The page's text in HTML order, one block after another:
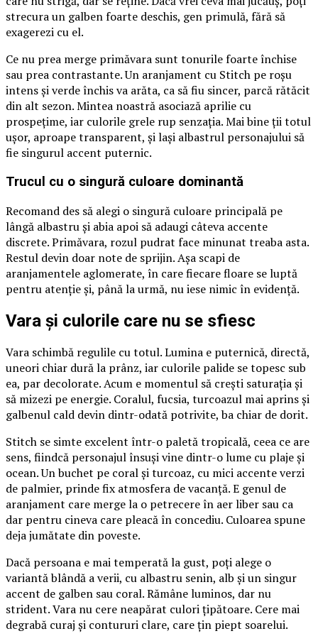
strecura un galben foarte deschis, gen primulă, fără să
exagerezi cu el.
Ce nu prea merge primăvara sunt tonurile foarte închise
sau prea contrastante. Un aranjament cu Stitch pe roșu
intens și verde închis va arăta, ca să fiu sincer, parcă rătăcit
din alt sezon. Mintea noastră asociază aprilie cu
prospețime, iar culorile grele rup senzația. Mai bine ții totul
ușor, aproape transparent, și lași albastrul personajului să
fie singurul accent puternic.
Trucul cu o singură culoare dominantă
Recomand des să alegi o singură culoare principală pe
lângă albastru și abia apoi să adaugi câteva accente
discrete. Primăvara, rozul pudrat face minunat treaba asta.
Restul devin doar note de sprijin. Așa scapi de
aranjamentele aglomerate, în care fiecare floare se luptă
pentru atenție și, până la urmă, nu iese nimic în evidență.
Vara și culorile care nu se sfiesc
Vara schimbă regulile cu totul. Lumina e puternică, directă,
uneori chiar dură la prânz, iar culorile palide se topesc sub
ea, par decolorate. Acum e momentul să crești saturația și
să mizezi pe energie. Coralul, fucsia, turcoazul mai aprins și
galbenul cald devin dintr-odată potrivite, ba chiar de dorit.
Stitch se simte excelent într-o paletă tropicală, ceea ce are
sens, fiindcă personajul însuși vine dintr-o lume cu plaje și
ocean. Un buchet pe coral și turcoaz, cu mici accente verzi
de palmier, prinde fix atmosfera de vacanță. E genul de
aranjament care merge la o petrecere în aer liber sau ca
dar pentru cineva care pleacă în concediu. Culoarea spune
deja jumătate din poveste.
Dacă persoana e mai temperată la gust, poți alege o
variantă blândă a verii, cu albastru senin, alb și un singur
accent de galben sau coral. Rămâne luminos, dar nu
strident. Vara nu cere neapărat culori țipătoare. Cere mai
degrabă curaj și contururi clare, care țin piept soarelui.